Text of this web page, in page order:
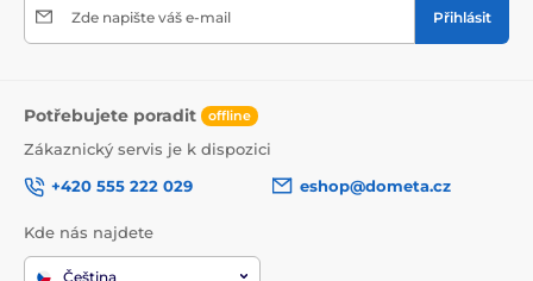
Zde napište váš e-mail Přihlásit
Potřebujete poradit offline
Zákaznický servis je k dispozici
+420 555 222 029
eshop@dometa.cz
Kde nás najdete
Čeština